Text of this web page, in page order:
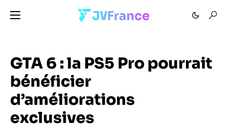
GTA 6 : la PS5 Pro pourrait
bénéficier
d’améliorations
exclusives